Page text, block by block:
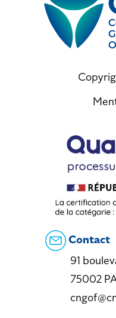
Contact
91
75002